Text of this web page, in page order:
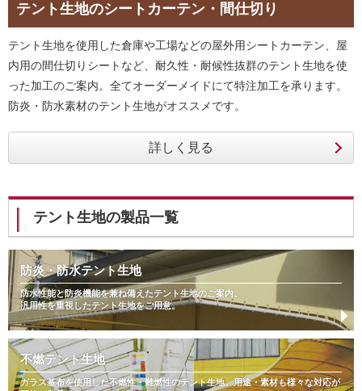
テント生地のシートカーテン・間仕切り
テント生地を使用した倉庫や工場などの屋外用シートカーテン、屋
内用の間仕切りシートなど、耐久性・耐候性抜群のテント生地を使
った加工のご案内。全てオーダーメイドにて特注加工を承ります。
防炎・防水素材のテント生地がオススメです。
テント生地の製品一覧
防炎・防水テント生地
防水性能と防炎機能を兼ね備えたテント生地のご案内。
汎用性を重視したテント生地をご用意。
不燃テント生地
ガラス基布を使用した不燃性・難燃性のテント生地。用途・素材も様々な対応が